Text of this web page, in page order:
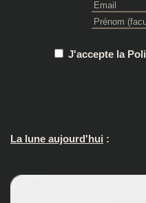
J'accepte la
La lune aujourd'hui :